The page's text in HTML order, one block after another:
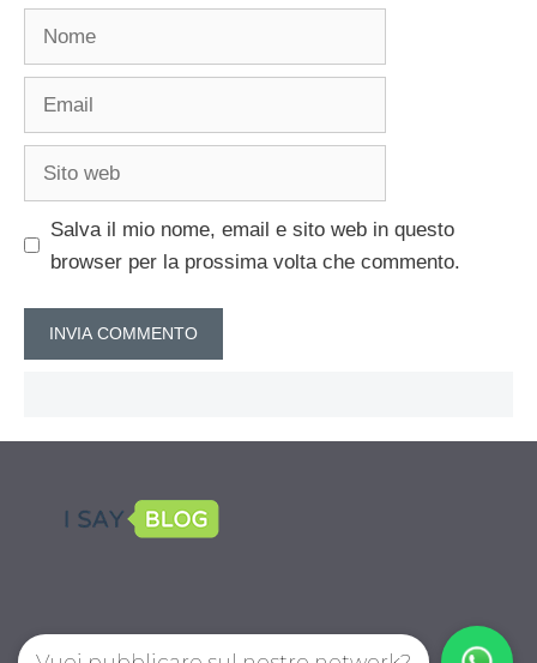
Salva il mio nome, email e sito web in questo
browser per la prossima volta che commento.